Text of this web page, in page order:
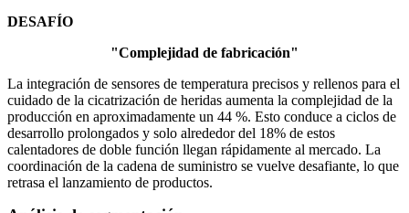
DESAFÍO
"Complejidad de fabricación"
La integración de sensores de temperatura precisos y rellenos para el
cuidado de la cicatrización de heridas aumenta la complejidad de la
producción en aproximadamente un 44 %. Esto conduce a ciclos de
desarrollo prolongados y solo alrededor del 18% de estos
calentadores de doble función llegan rápidamente al mercado. La
coordinación de la cadena de suministro se vuelve desafiante, lo que
retrasa el lanzamiento de productos.